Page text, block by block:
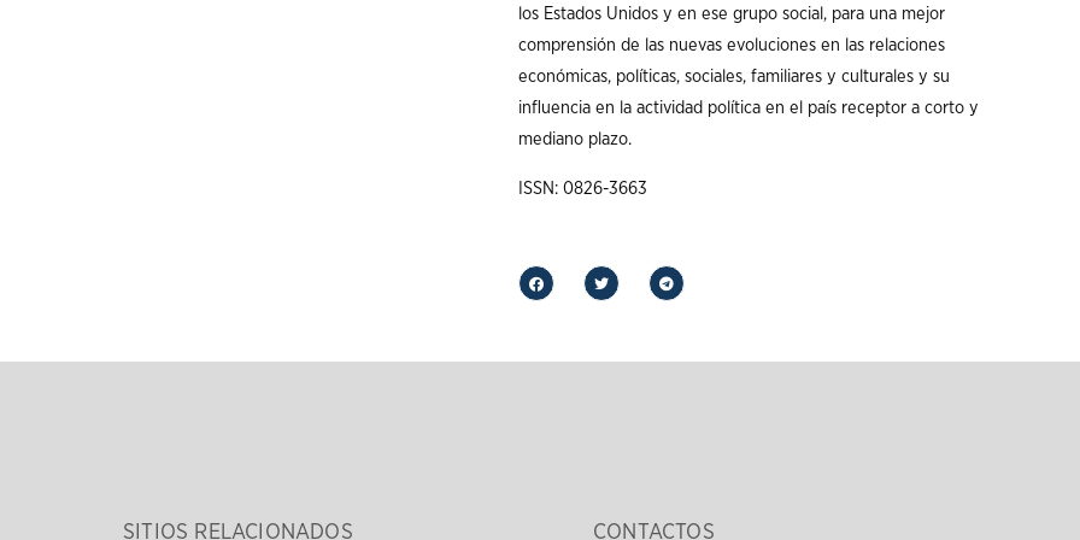
los Estados Unidos y en ese grupo social, para una mejor
comprensión de las nuevas evoluciones en las relaciones
económicas, políticas, sociales, familiares y culturales y su
influencia en la actividad política en el país receptor a corto y
mediano plazo.
ISSN: 0826-3663
SITIOS RELACIONADOS CONTACTOS